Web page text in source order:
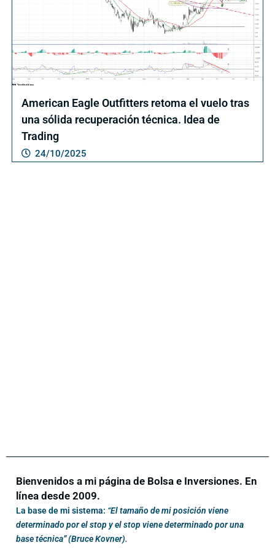
American Eagle Outfitters retoma el vuelo tras
una sólida recuperación técnica. Idea de
Trading
24/10/2025
Bienvenidos a mi página de Bolsa e Inversiones. En
línea desde 2009.
La base de mi sistema: “El tamaño de mi posición viene
determinado por el stop y el stop viene determinado por una
base técnica” (Bruce Kovner).